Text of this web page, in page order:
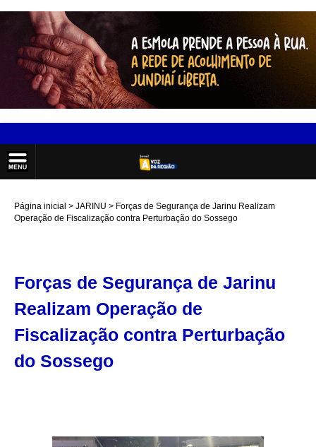
Página inicial JARINU
Forças de Segurança de Jarinu Realizam
Operação de Fiscalização contra Perturbação do Sossego
Forças de Segurança de Jarinu
Realizam Operação de
Fiscalização contra Perturbação
do Sossego